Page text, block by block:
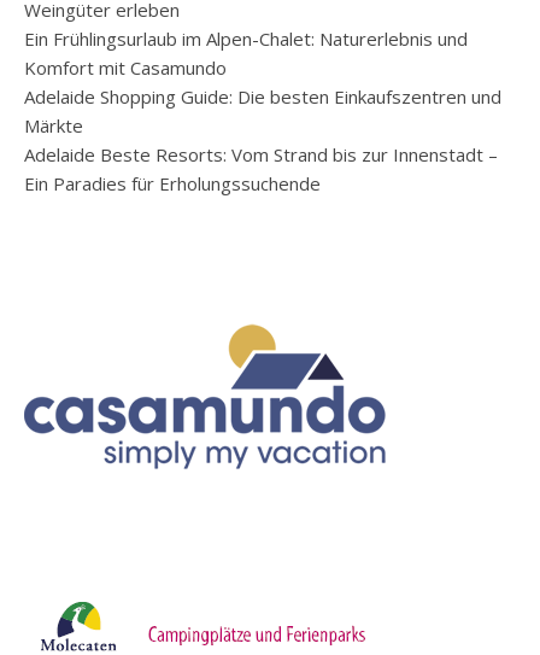
Weingüter erleben
Ein Frühlingsurlaub im Alpen-Chalet: Naturerlebnis und
Komfort mit Casamundo
Adelaide Shopping Guide: Die besten Einkaufszentren und
Märkte
Adelaide Beste Resorts: Vom Strand bis zur Innenstadt –
Ein Paradies für Erholungssuchende